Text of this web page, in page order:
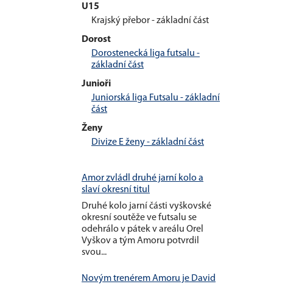
U15
Krajský přebor - základní část
Dorost
Dorostenecká liga futsalu -
základní část
Junioři
Juniorská liga Futsalu - základní
část
Ženy
Divize E ženy - základní část
Amor zvládl druhé jarní kolo a
slaví okresní titul
Druhé kolo jarní části vyškovské
okresní soutěže ve futsalu se
odehrálo v pátek v areálu Orel
Vyškov a tým Amoru potvrdil
svou...
Novým trenérem Amoru je David